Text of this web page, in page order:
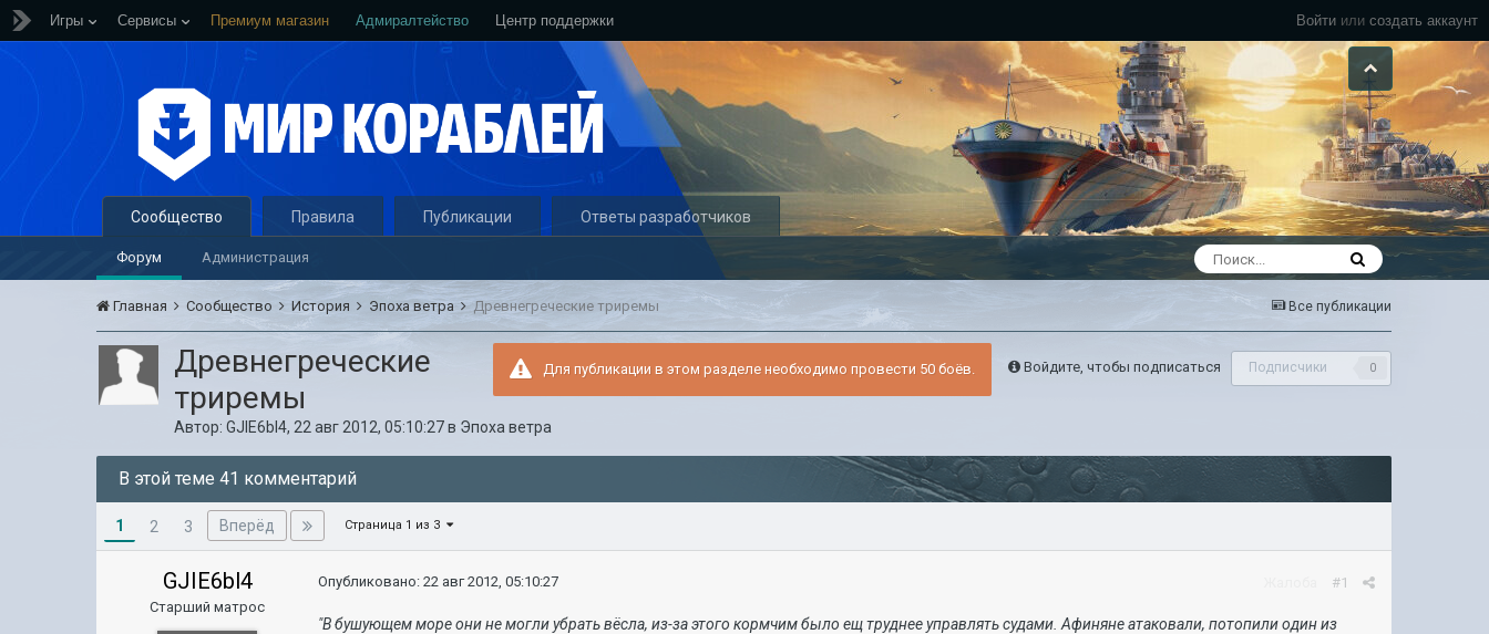
Войти или создать аккаунт
Игры Сервисы Премиум магазин Адмиралтейство Центр поддержки
Сообщество
Форум Администрация
Правила Публикации Ответы разработчиков
Все публикации
Главная Сообщество История Эпоха ветра Древнегреческие триремы
Войдите, чтобы подписаться Подписчики 0
Для публикации в этом разделе необходимо провести 50 боёв.
Древнегреческие
триремы
Автор:GJIE6bl4, 22 авг 2012, 05:10:27в Эпоха ветра
В этой теме 41 комментарий
1 2 3 Вперёд Страница 1 из 3
GJIE6bl4
Старший матрос
#1
Опубликовано:22 авг 2012, 05:10:27
"В бушующем море они не могли убрать вёсла, из-за этого кормчим было ещ труднее управлять судами. Афиняне атаковали, потопили один из